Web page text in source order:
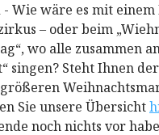
Wie wäre es mit einem
– oder beim
wo alle zusammen
singen? Steht Ihnen
Sie unsere Übersicht
noch nichts vor